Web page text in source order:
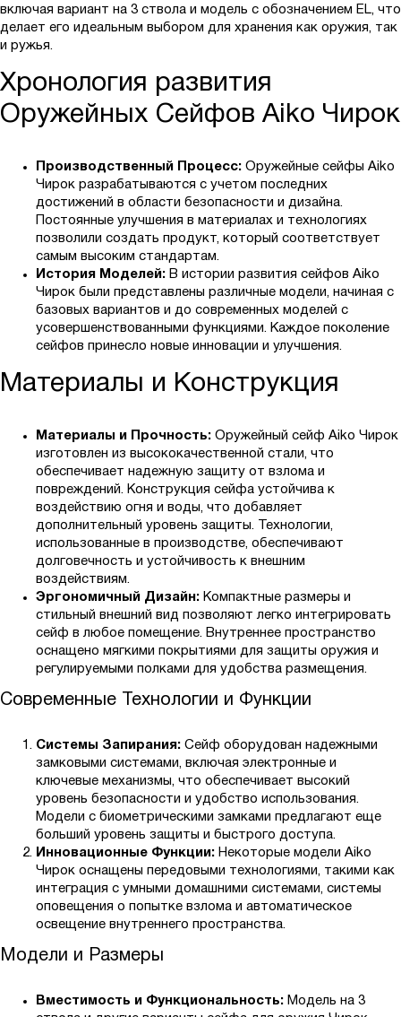
включая вариант на 3 ствола и модель с обозначением EL, что
делает его идеальным выбором для хранения как оружия, так
и ружья.
Хронология развития
Оружейных Сейфов Aiko Чирок
Производственный Процесс: Оружейные сейфы Aiko
Чирок разрабатываются с учетом последних
достижений в области безопасности и дизайна.
Постоянные улучшения в материалах и технологиях
позволили создать продукт, который соответствует
самым высоким стандартам.
История Моделей: В истории развития сейфов Aiko
Чирок были представлены различные модели, начиная с
базовых вариантов и до современных моделей с
усовершенствованными функциями. Каждое поколение
сейфов принесло новые инновации и улучшения.
Материалы и Конструкция
Материалы и Прочность: Оружейный сейф Aiko Чирок
изготовлен из высококачественной стали, что
обеспечивает надежную защиту от взлома и
повреждений. Конструкция сейфа устойчива к
воздействию огня и воды, что добавляет
дополнительный уровень защиты. Технологии,
использованные в производстве, обеспечивают
долговечность и устойчивость к внешним
воздействиям.
Эргономичный Дизайн: Компактные размеры и
стильный внешний вид позволяют легко интегрировать
сейф в любое помещение. Внутреннее пространство
оснащено мягкими покрытиями для защиты оружия и
регулируемыми полками для удобства размещения.
Современные Технологии и Функции
Системы Запирания: Сейф оборудован надежными
замковыми системами, включая электронные и
ключевые механизмы, что обеспечивает высокий
уровень безопасности и удобство использования.
Модели с биометрическими замками предлагают еще
больший уровень защиты и быстрого доступа.
Инновационные Функции: Некоторые модели Aiko
Чирок оснащены передовыми технологиями, такими как
интеграция с умными домашними системами, системы
оповещения о попытке взлома и автоматическое
освещение внутреннего пространства.
Модели и Размеры
Вместимость и Функциональность: Модель на 3